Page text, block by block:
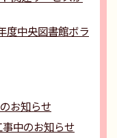
度中央図書館ボラ
お知らせ
事中のお知らせ